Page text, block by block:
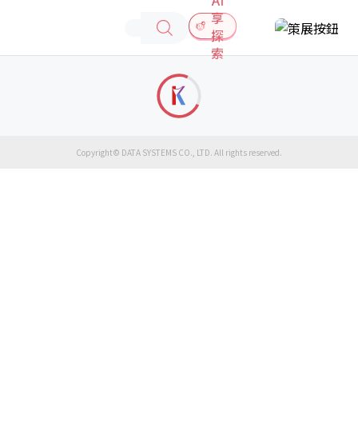
享
探
索
Copyright© DATA SYSTEMS CO., LTD. All rights reserved.